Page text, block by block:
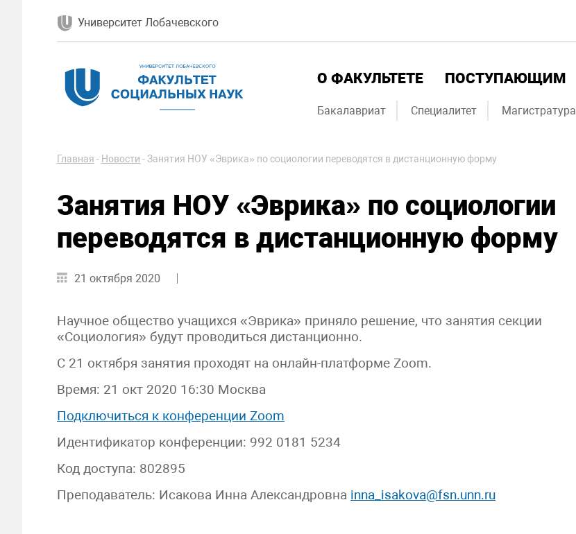
Университет Лобачевского
О ФАКУЛЬТЕТЕ ПОСТУПАЮЩИМ
Бакалавриат Специалитет Магистратура
Главная - Новости -Занятия НОУ «Эврика» по социологии переводятся в дистанционную форму
Занятия НОУ «Эврика» по социологии
переводятся в дистанционную форму
21 октября 2020
Научное общество учащихся «Эврика» приняло решение, что занятия секции
«Социология» будут проводиться дистанционно.
С 21 октября занятия проходят на онлайн-платформе Zoom.
Время: 21 окт 2020 16:30 Москва
Подключиться к конференции Zoom
Идентификатор конференции: 992 0181 5234
Код доступа: 802895
Преподаватель: Исакова Инна Александровна inna_isakova@fsn.unn.ru